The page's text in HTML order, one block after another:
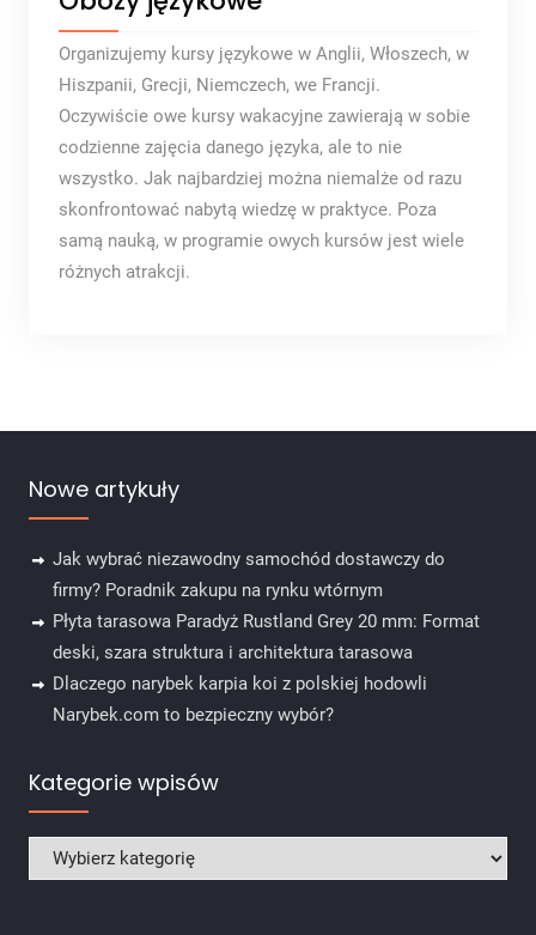
Organizujemy kursy językowe w Anglii, Włoszech, w
Hiszpanii, Grecji, Niemczech, we Francji.
Oczywiście owe kursy wakacyjne zawierają w sobie
codzienne zajęcia danego języka, ale to nie
wszystko. Jak najbardziej można niemalże od razu
skonfrontować nabytą wiedzę w praktyce. Poza
samą nauką, w programie owych kursów jest wiele
różnych atrakcji.
Nowe artykuły
Jak wybrać niezawodny samochód dostawczy do
firmy? Poradnik zakupu na rynku wtórnym
Płyta tarasowa Paradyż Rustland Grey 20 mm: Format
deski, szara struktura i architektura tarasowa
Dlaczego narybek karpia koi z polskiej hodowli
Narybek.com to bezpieczny wybór?
Kategorie wpisów
Kategorie wpisów